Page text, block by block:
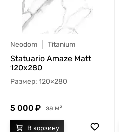
Neodom Titanium
Statuario Amaze Matt
120x280
120×280
5 000 м²